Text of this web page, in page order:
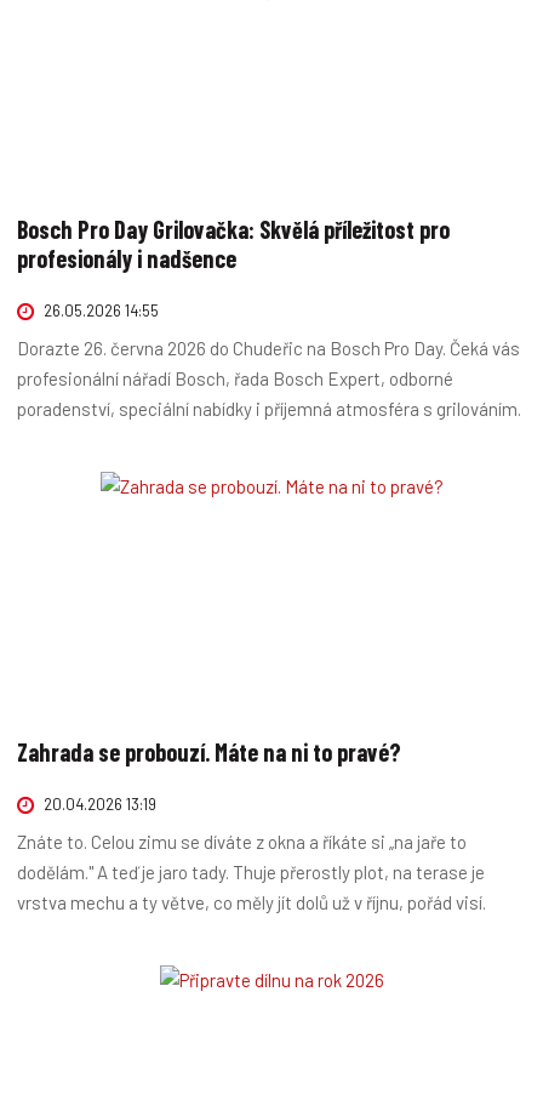
Bosch Pro Day Grilovačka: Skvělá příležitost pro
profesionály i nadšence
26.05.2026 14:55
Dorazte 26. června 2026 do Chudeřic na Bosch Pro Day. Čeká vás
profesionální nářadí Bosch, řada Bosch Expert, odborné
poradenství, speciální nabídky i příjemná atmosféra s grilováním.
Zahrada se probouzí. Máte na ni to pravé?
20.04.2026 13:19
Znáte to. Celou zimu se díváte z okna a říkáte si „na jaře to
dodělám." A teď je jaro tady. Thuje přerostly plot, na terase je
vrstva mechu a ty větve, co měly jít dolů už v říjnu, pořád visí.